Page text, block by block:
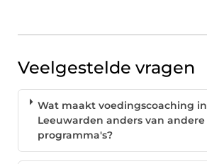
Veelgestelde vragen
Wat maakt voedingscoaching in
Leeuwarden anders van andere
programma's?